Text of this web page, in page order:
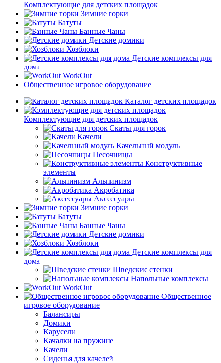
Комплектующие для детских площадок
Зимние горки
Батуты
Банные Чаны
Детские домики
Хозблоки
Детские комплексы для
дома
WorkOut
Общественное игровое оборудование
Каталог детских площадок
Комплектующие для детских площадок
Скаты для горок
Качели
Качельный модуль
Песочницы
Конструктивные
элементы
Альпинизм
Акробатика
Аксессуары
Зимние горки
Батуты
Банные Чаны
Детские домики
Хозблоки
Детские комплексы для
дома
Шведские стенки
Напольные комплексы
WorkOut
Общественное
игровое оборудование
Балансиры
Домики
Карусели
Качалки на пружине
Качели
Сиденья для качелей